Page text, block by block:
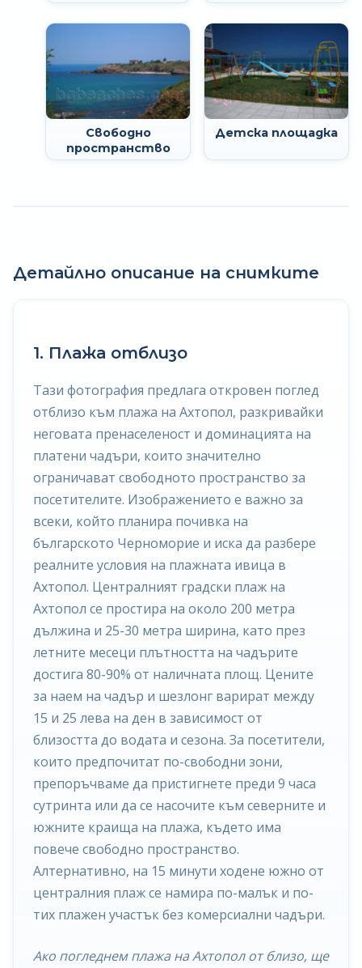
Свободно
пространство
Детска площадка
Детайлно описание на снимките
1. Плажа отблизо
Тази фотография предлага откровен поглед
отблизо към плажа на Ахтопол, разкривайки
неговата пренаселеност и доминацията на
платени чадъри, които значително
ограничават свободното пространство за
посетителите. Изображението е важно за
всеки, който планира почивка на
българското Черноморие и иска да разбере
реалните условия на плажната ивица в
Ахтопол. Централният градски плаж на
Ахтопол се простира на около 200 метра
дължина и 25-30 метра ширина, като през
летните месеци плътността на чадърите
достига 80-90% от наличната площ. Цените
за наем на чадър и шезлонг варират между
15 и 25 лева на ден в зависимост от
близостта до водата и сезона. За посетители,
които предпочитат по-свободни зони,
препоръчваме да пристигнете преди 9 часа
сутринта или да се насочите към северните и
южните краища на плажа, където има
повече свободно пространство.
Алтернативно, на 15 минути ходене южно от
централния плаж се намира по-малък и по-
тих плажен участък без комерсиални чадъри.
Ако погледнем плажа на Ахтопол от близо, ще